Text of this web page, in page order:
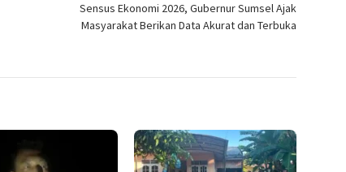
Sensus Ekonomi 2026, Gubernur Sumsel Ajak
Masyarakat Berikan Data Akurat dan Terbuka